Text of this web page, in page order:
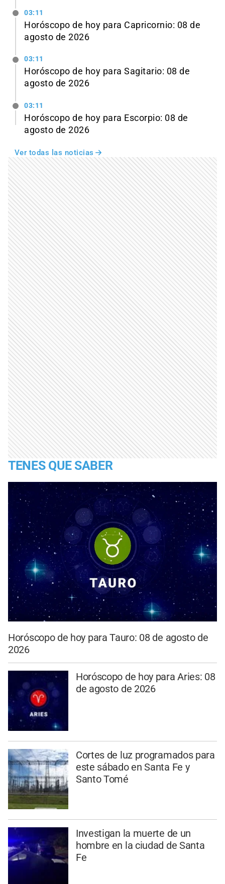
03:11
Horóscopo de hoy para Capricornio: 08 de
agosto de 2026
03:11
Horóscopo de hoy para Sagitario: 08 de
agosto de 2026
03:11
Horóscopo de hoy para Escorpio: 08 de
agosto de 2026
Ver todas las noticias
TENES QUE SABER
Horóscopo de hoy para Tauro: 08 de agosto de
2026
Horóscopo de hoy para Aries: 08
de agosto de 2026
Cortes de luz programados para
este sábado en Santa Fe y
Santo Tomé
Investigan la muerte de un
hombre en la ciudad de Santa
Fe